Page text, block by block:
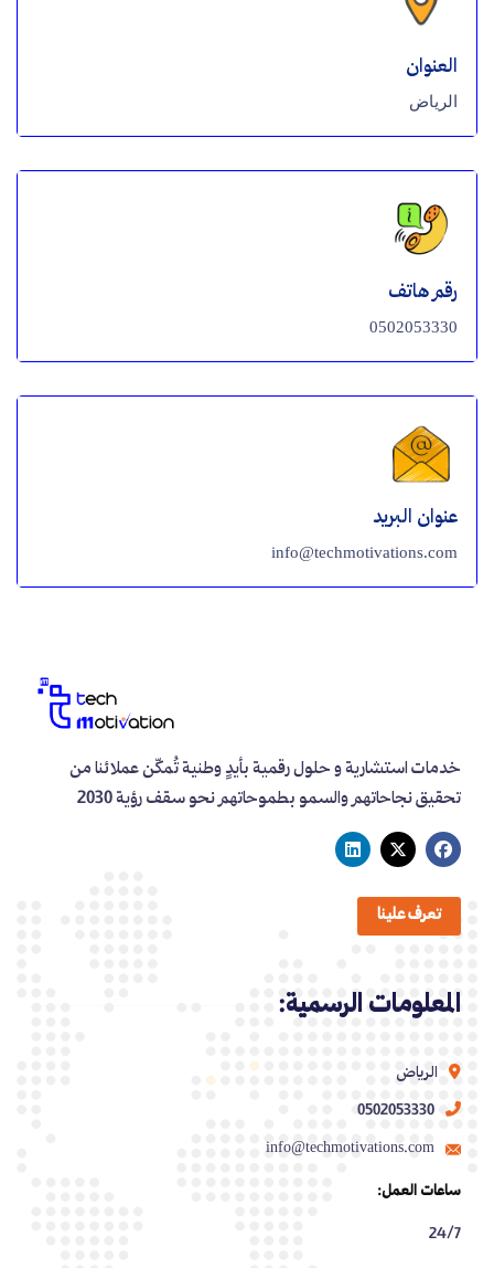
العنوان
الرياض
رقم هاتف
0502053330
عنوان البريد
info@techmotivations.com
خدمات استشارية و حلول رقمية بأيدٍ وطنية تُمكّن عملائنا من
تحقيق نجاحاتهم والسمو بطموحاتهم نحو سقف رؤية 2030
تعرف علينا
المعلومات الرسمية:
الرياض
0502053330
info@techmotivations.com
ساعات العمل:
24/7